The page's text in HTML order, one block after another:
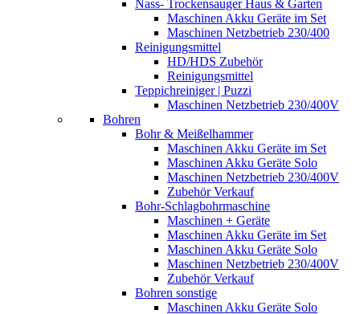
Nass- Trockensauger Haus & Garten
Maschinen Akku Geräte im Set
Maschinen Netzbetrieb 230/400
Reinigungsmittel
HD/HDS Zubehör
Reinigungsmittel
Teppichreiniger | Puzzi
Maschinen Netzbetrieb 230/400V
Bohren
Bohr & Meißelhammer
Maschinen Akku Geräte im Set
Maschinen Akku Geräte Solo
Maschinen Netzbetrieb 230/400V
Zubehör Verkauf
Bohr-Schlagbohrmaschine
Maschinen + Geräte
Maschinen Akku Geräte im Set
Maschinen Akku Geräte Solo
Maschinen Netzbetrieb 230/400V
Zubehör Verkauf
Bohren sonstige
Maschinen Akku Geräte Solo